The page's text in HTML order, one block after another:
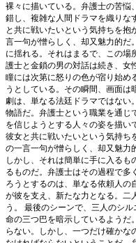
裸々に描いている。弁護士の苦
錯し、複雑な人間ドラマを織りな
と共に戦いたいという気持ちを
言一句が憎らしく、却又魅力的だ
に揺れる。それはまるで、この場
護士と金鎖の男の対話は続き、女
瞳には次第に怒りの色が宿り始め
うとしている。その瞬間、画面は
劇は、単なる法廷ドラマではない
物語だ。弁護士という職業を通じ
を信じようとする人々の姿を描い
彼女と共に戦いたいという気持ち
の一言一句が憎らしく、却又魅力
しかし、それは簡単に手に入る
るものだ。弁護士はその過程で多
ろうとするのは、単なる依頼人の
が彼を支え、新たな力となる。二
う。 最後のシーンで、三人のシ
命の三つ巴を暗示しているようだ
らない。しかし、一つだけ確かな